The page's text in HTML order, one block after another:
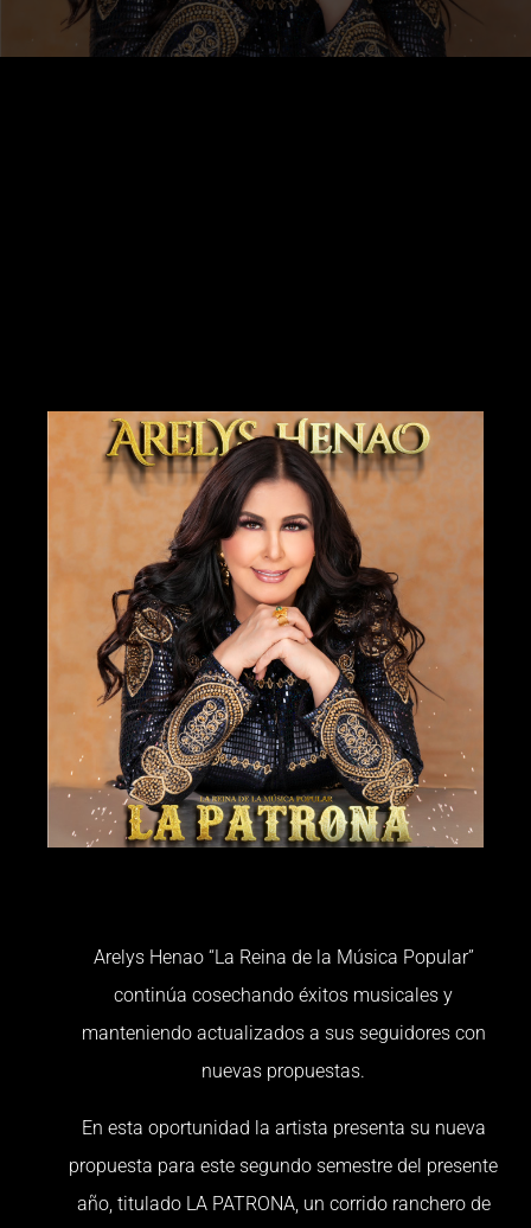
Arelys Henao “La Reina de la Música Popular”
continúa cosechando éxitos musicales y
manteniendo actualizados a sus seguidores con
nuevas propuestas.
En esta oportunidad la artista presenta su nueva
propuesta para este segundo semestre del presente
año, titulado LA PATRONA, un corrido ranchero de